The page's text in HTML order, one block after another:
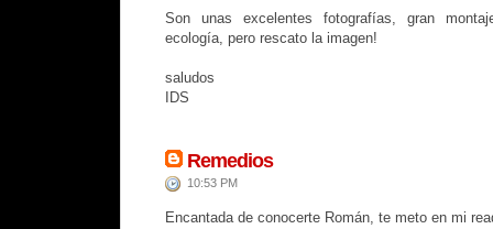
Son unas excelentes fotografías, gran
ecología, pero rescato la imagen!
saludos
IDS
Remedios
10:53 PM
Encantada de conocerte Román, te meto en mi